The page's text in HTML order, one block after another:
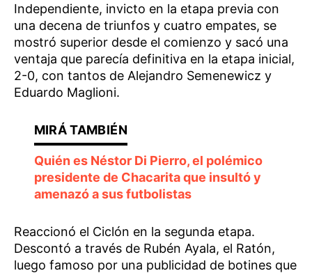
Independiente, invicto en la etapa previa con
una decena de triunfos y cuatro empates, se
mostró superior desde el comienzo y sacó una
ventaja que parecía definitiva en la etapa inicial,
2-0, con tantos de Alejandro Semenewicz y
Eduardo Maglioni.
Quién es Néstor Di Pierro, el polémico
presidente de Chacarita que insultó y
amenazó a sus futbolistas
Reaccionó el Ciclón en la segunda etapa.
Descontó a través de Rubén Ayala, el Ratón,
luego famoso por una publicidad de botines que